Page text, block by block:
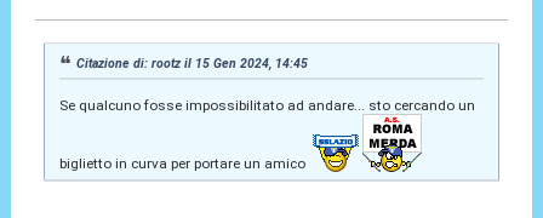
Citazione di: rootz il 15 Gen 2024, 14:45
Se qualcuno fosse impossibilitato ad andare... sto cercando un
biglietto in curva per portare un amico